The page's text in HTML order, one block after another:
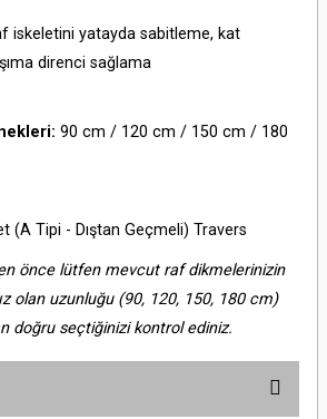
iskeletini yatayda sabitleme, kat
direnci sağlama
90 cm / 120 cm / 150 cm / 180
(A Tipi - Dıştan Geçmeli) Travers
önce lütfen mevcut raf dikmelerinizin
olan uzunluğu (90, 120, 150, 180 cm)
doğru seçtiğinizi kontrol ediniz.